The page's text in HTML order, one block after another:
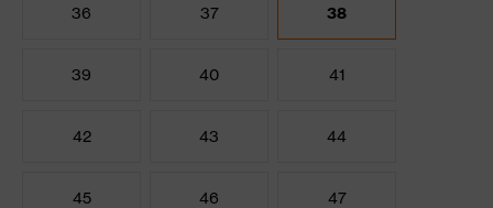
36 37 38
39 40 41
42 43 44
45 46 47